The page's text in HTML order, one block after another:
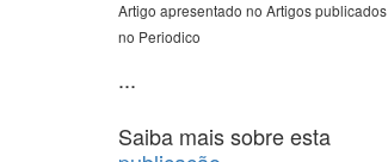
Artigo apresentado no Artigos publicados
no Periodico
...
Saiba mais sobre esta